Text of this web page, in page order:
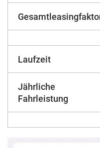
Laufzeit
Jährliche
Fahrleistung